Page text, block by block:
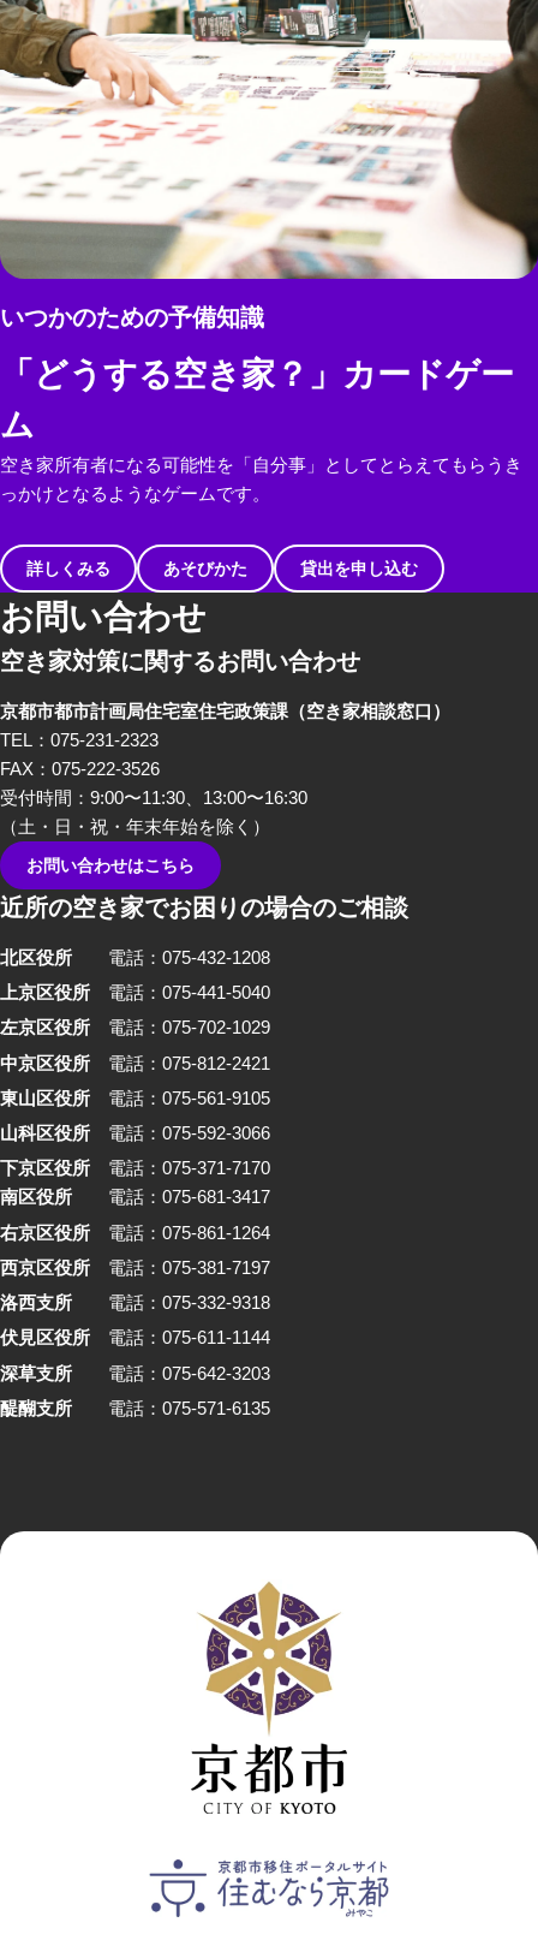
いつかのための予備知識
「どうする空き家？」カードゲー
ム
空き家所有者になる可能性を「自分事」としてとらえてもらうき
っかけとなるようなゲームです。
詳しくみる あそびかた 貸出を申し込む
お問い合わせ
空き家対策に関するお問い合わせ
京都市都市計画局住宅室住宅政策課 （空き家相談窓口）
TEL：075-231-2323
FAX：075-222-3526
受付時間：9:00〜11:30、13:00〜16:30
（土・日・祝・年末年始を除く）
お問い合わせはこちら
近所の空き家でお困りの場合のご相談
北区役所
電話：075-432-1208
上京区役所
電話：075-441-5040
左京区役所
電話：075-702-1029
中京区役所
電話：075-812-2421
東山区役所
電話：075-561-9105
山科区役所
電話：075-592-3066
下京区役所
電話：075-371-7170
南区役所
電話：075-681-3417
右京区役所
電話：075-861-1264
西京区役所
電話：075-381-7197
洛西支所
電話：075-332-9318
伏見区役所
電話：075-611-1144
深草支所
電話：075-642-3203
醍醐支所
電話：075-571-6135